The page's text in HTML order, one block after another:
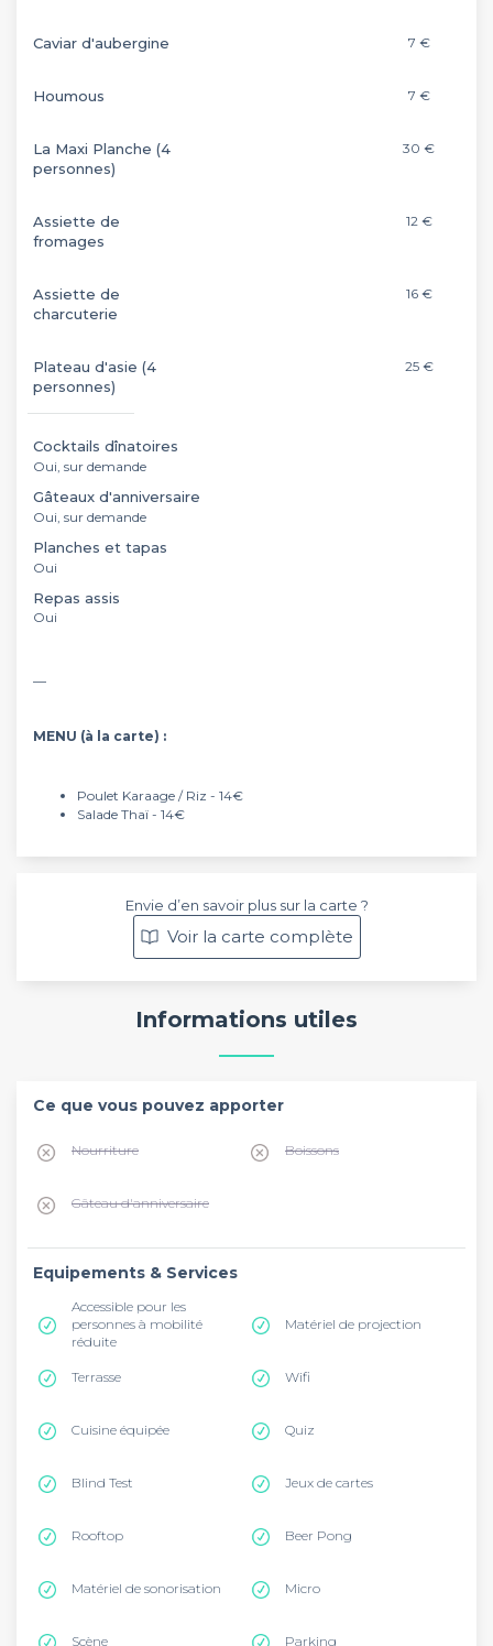
Caviar d'aubergine 7 €
Houmous 7 €
La Maxi Planche (4
personnes)
30 €
Assiette de
fromages
12 €
Assiette de
charcuterie
16 €
Plateau d'asie (4
personnes)
25 €
Cocktails dînatoires
Oui, sur demande
Gâteaux d'anniversaire
Oui, sur demande
Planches et tapas
Oui
Repas assis
Oui
MENU (à la carte) :
Poulet Karaage / Riz - 14€
Salade Thaï - 14€
Envie d’en savoir plus sur la carte ?
Voir la carte complète
Informations utiles
Ce que vous pouvez apporter
Nourriture Boissons
Gâteau d'anniversaire
Equipements & Services
Accessible pour les
personnes à mobilité
réduite
Matériel de projection
Terrasse Wifi
Cuisine équipée Quiz
Blind Test Jeux de cartes
Rooftop Beer Pong
Matériel de sonorisation Micro
Scène Parking